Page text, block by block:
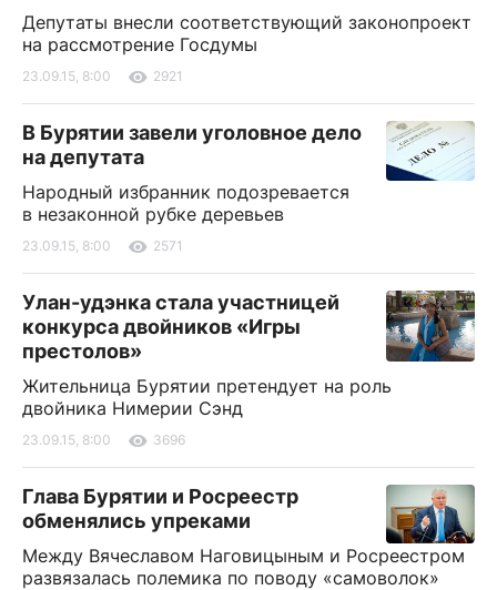
Депутаты внесли соответствующий законопроект
на рассмотрение Госдумы
23.09.15, 8:00 2921
В Бурятии завели уголовное дело
на депутата
Народный избранник подозревается
в незаконной рубке деревьев
23.09.15, 8:00 2571
Улан-удэнка стала участницей
конкурса двойников «Игры
престолов»
Жительница Бурятии претендует на роль
двойника Нимерии Сэнд
23.09.15, 8:00 3696
Глава Бурятии и Росреестр
обменялись упреками
Между Вячеславом Наговицыным и Росреестром
развязалась полемика по поводу «самоволок»